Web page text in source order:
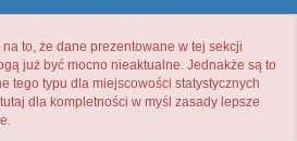
to, że dane prezentowane w tej sekcji
już być mocno nieaktualne. Jednakże są to
tego typu dla miejscowości statystycznych
dla kompletności w myśl zasady lepsze